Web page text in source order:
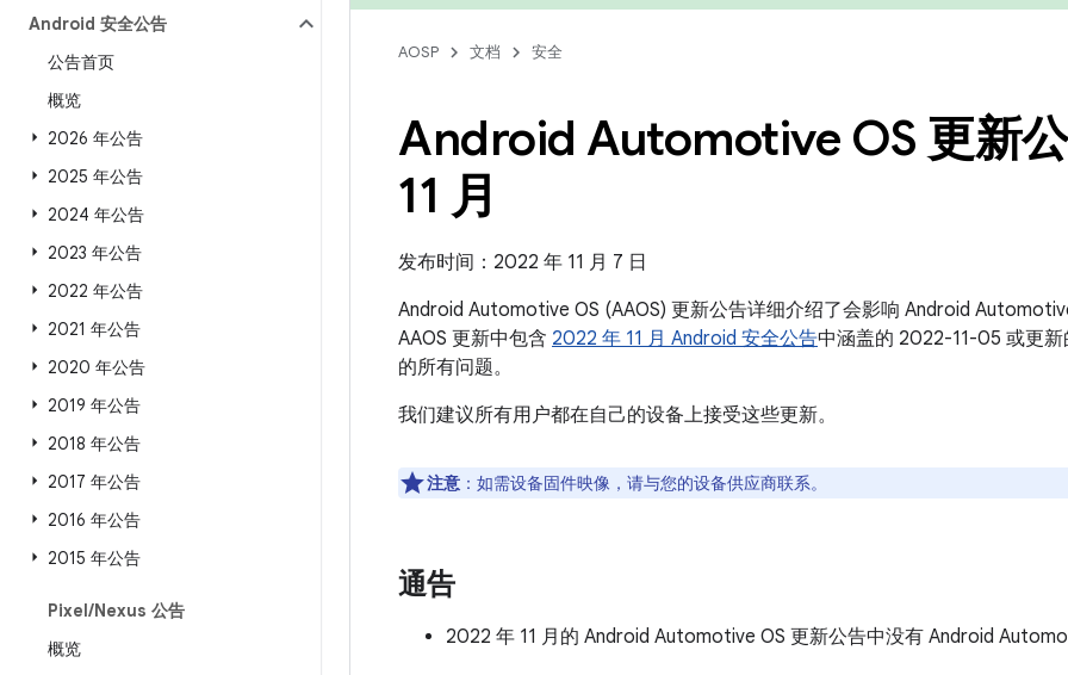
Android 安全公告
公告首页
概览
2026 年公告
2025 年公告
2024 年公告
2023 年公告
2022 年公告
2021 年公告
2020 年公告
2019 年公告
2018 年公告
2017 年公告
2016 年公告
2015 年公告
Pixel/Nexus 公告
概览
AOSP 文档 安全
Android Automotive OS 更新
11 月
发布时间：2022 年 11 月 7 日
Android Automotive OS (AAOS) 更新公告详细介绍了会影响 Android
AAOS 更新中包含 2022 年 11 月 Android 安全公告中涵盖的 2022-11-05 或更
的所有问题。
我们建议所有用户都在自己的设备上接受这些更新。
注意 ：如需设备固件映像，请与您的设备供应商联系。
通告
2022 年 11 月的 Android Automotive OS 更新公告中没有 Android